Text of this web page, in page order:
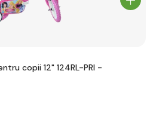
copii 12" 124RL-PRI -